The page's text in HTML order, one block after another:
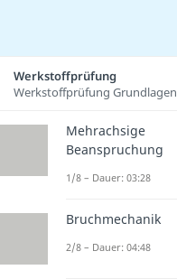
Werkstoffprüfung
Werkstoffprüfung Grundlagen
Mehrachsige
Beanspruchung
1/8 – Dauer: 03:28
Bruchmechanik
2/8 – Dauer: 04:48